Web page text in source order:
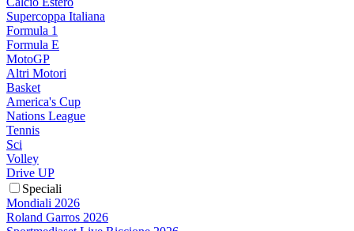
Supercoppa Italiana
Formula 1
Formula E
MotoGP
Altri Motori
Basket
America's Cup
Nations League
Tennis
Sci
Volley
Drive UP
Speciali
Mondiali 2026
Roland Garros 2026